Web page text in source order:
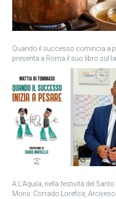
Quando il successo comincia a
presenta a Roma il suo libro sul
A L’Aquila, nella festività del
Mons. Corrado Lorefice,